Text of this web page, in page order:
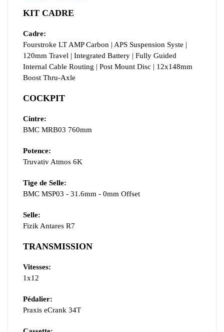
KIT CADRE
Cadre:
Fourstroke LT AMP Carbon | APS Suspension Syste |
120mm Travel | Integrated Battery | Fully Guided
Internal Cable Routing | Post Mount Disc | 12x148mm
Boost Thru-Axle
COCKPIT
Cintre:
BMC MRB03 760mm
Potence:
Truvativ Atmos 6K
Tige de Selle:
BMC MSP03 - 31.6mm - 0mm Offset
Selle:
Fizik Antares R7
TRANSMISSION
Vitesses:
1x12
Pédalier:
Praxis eCrank 34T